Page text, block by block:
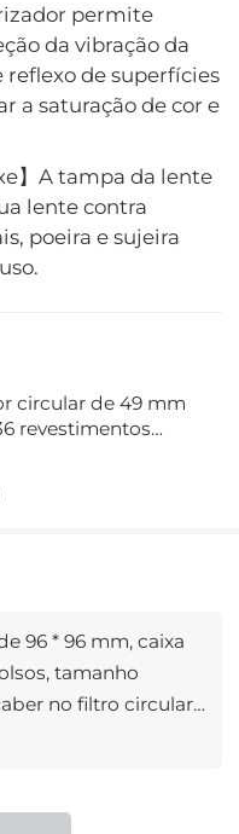
permite
da vibração da
de superfícies
a saturação de cor e
】A tampa da lente
lente contra
poeira e sujeira
circular de 49 mm
revestimentos
polarizador
Filtro de lente
Xcel Pro Series
96 * 96 mm, caixa
tamanho
no filtro circular
62 mm)